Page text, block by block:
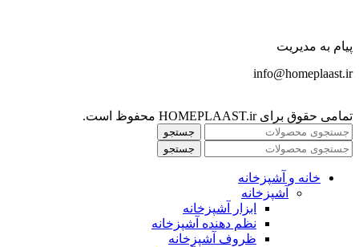
پیام به مدیریت
info@homeplaast.ir
تمامی حقوق برای HOMEPLAAST.ir محفوظ است.
جستجو
جستجو
خانه و آشپزخانه
آشپزخانه
ابزار آشپزخانه
نظم دهنده آشپزخانه
ظروف آشپزخانه